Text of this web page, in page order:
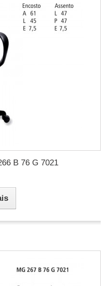
B 76 G 7021